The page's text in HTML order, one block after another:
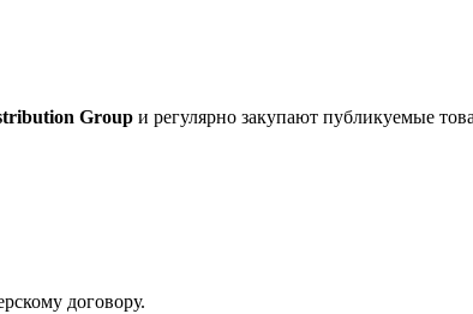
Group и регулярно закупают публикуемые
договору.